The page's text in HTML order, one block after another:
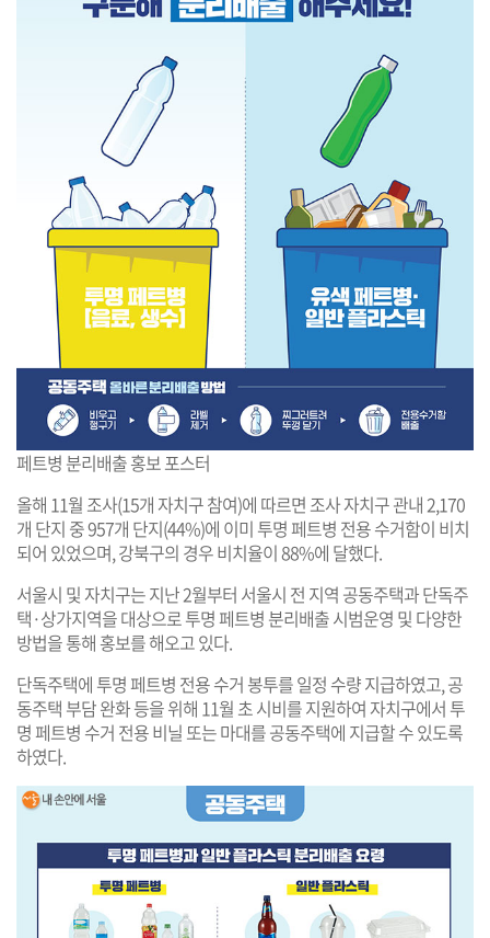
페트병 분리배출 홍보 포스터
올해 11월 조사(15개 자치구 참여)에 따르면 조사 자치구 관내 2,170
개 단지 중 957개 단지(44%)에 이미 투명 페트병 전용 수거함이 비치
되어 있었으며, 강북구의 경우 비치율이 88%에 달했다.
서울시 및 자치구는 지난 2월부터 서울시 전 지역 공동주택과 단독주
택·상가지역을 대상으로 투명 페트병 분리배출 시범운영 및 다양한
방법을 통해 홍보를 해오고 있다.
단독주택에 투명 페트병 전용 수거 봉투를 일정 수량 지급하였고, 공
동주택 부담 완화 등을 위해 11월 초 시비를 지원하여 자치구에서 투
명 페트병 수거 전용 비닐 또는 마대를 공동주택에 지급할 수 있도록
하였다.